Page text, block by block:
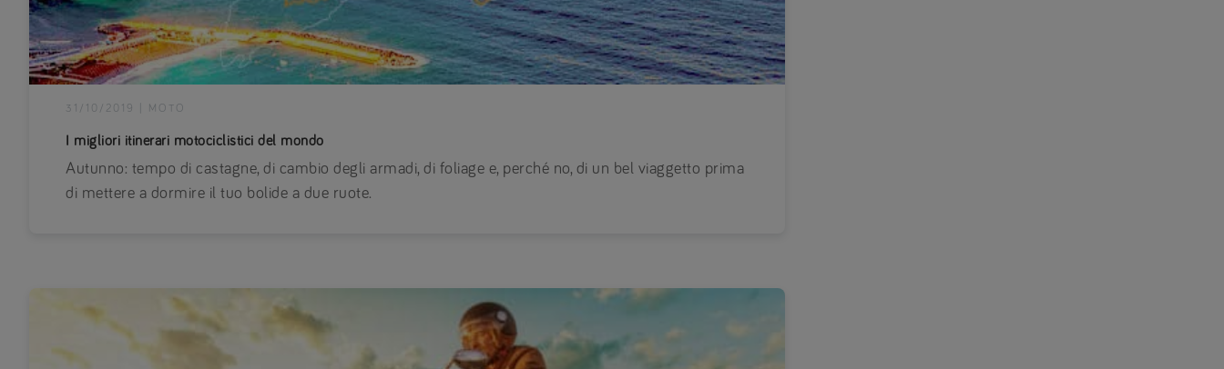
I migliori itinerari motociclistici del mondo
31/10/2019 MOTO
Autunno: tempo di castagne, di cambio degli armadi, di foliage e, perché no, di un bel viaggetto prima
di mettere a dormire il tuo bolide a due ruote.